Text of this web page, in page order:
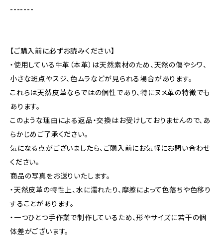
-------
【ご購入前に必ずお読みください】
・使用している牛革（本革）は天然素材のため、天然の傷やシワ、
小さな斑点やスジ、色ムラなどが見られる場合があります。
これらは天然皮革ならではの個性であり、特にヌメ革の特徴でも
あります。
このような理由による返品・交換はお受けしておりませんので、あ
らかじめご了承ください。
気になる点がございましたら、ご購入前にお気軽にお問い合わせ
ください。
商品の写真をお送りいたします。
・天然皮革の特性上、水に濡れたり、摩擦によって色落ちや色移り
することがあります。
・一つひとつ手作業で制作しているため、形やサイズに若干の個
体差がございます。